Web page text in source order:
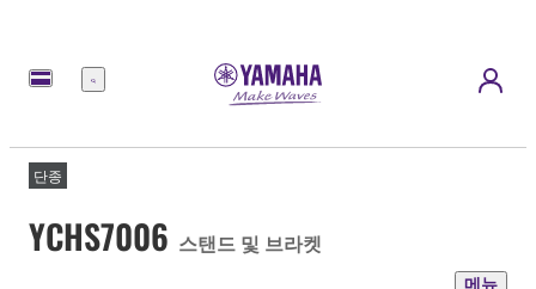
메
단종
YCHS7006 스탠드 및 브라켓
메뉴